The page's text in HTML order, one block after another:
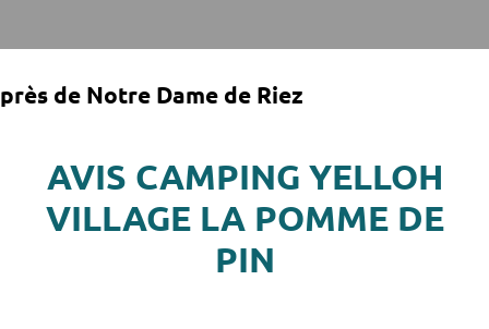
près de Notre Dame de Riez
AVIS CAMPING YELLOH
VILLAGE LA POMME DE
PIN